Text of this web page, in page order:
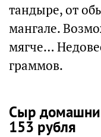
тандыре, от
мангале.
мягче…
граммов.
Сыр
153 рубля